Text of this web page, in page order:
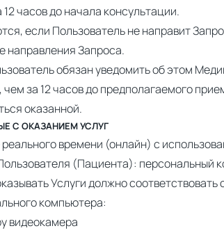
часов до начала консультации.
если Пользователь не направит
направления Запроса.
обязан уведомить об этом
за 12 часов до предполагаемого
оказанной.
С ОКАЗАНИЕМ УСЛУГ
времени (онлайн) с
(Пациента): персональный
Услуги должно
компьютера:
видеокамера